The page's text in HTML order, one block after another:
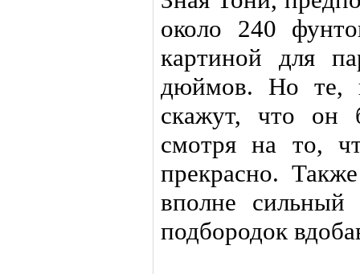
около 240
картиной для
дюймов. Но те,
скажут, что он
смотря на то,
прекрасно.
вполне
подбородок